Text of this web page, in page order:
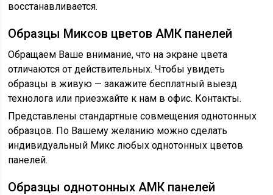
восстанавливается.
Образцы Миксов цветов АМК панелей
Обращаем Ваше внимание, что на экране цвета
отличаются от действительных. Чтобы увидеть
образцы в живую — закажите бесплатный выезд
технолога или приезжайте к нам в офис. Контакты.
Представлены стандартные совмещения однотонных
образцов. По Вашему желанию можно сделать
индивидуальный Микс любых однотонных цветов
панелей.
Образцы однотонных АМК панелей